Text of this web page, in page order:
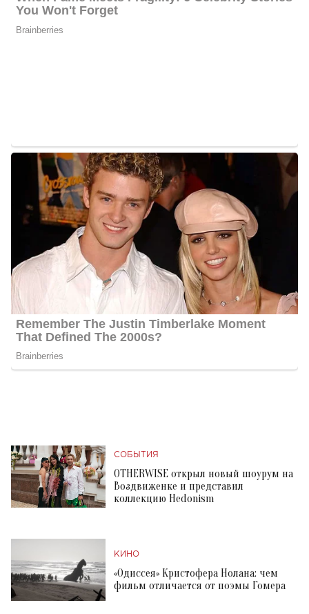
СОБЫТИЯ
OTHERWISE открыл новый шоурум на
Воздвиженке и представил
коллекцию Hedonism
КИНО
«Одиссея» Кристофера Нолана: чем
фильм отличается от поэмы Гомера